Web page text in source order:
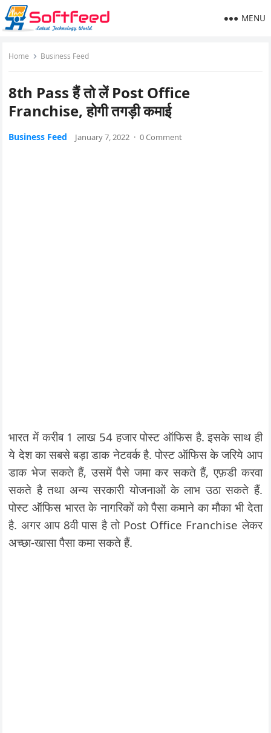
MENU
Home Business Feed
8th Pass हैं तो लें Post Office
Franchise, होगी तगड़ी कमाई
Business Feed January 7, 2022 · 0 Comment
भारत में करीब 1 लाख 54 हजार पोस्ट ऑफिस है. इसके साथ ही
ये देश का सबसे बड़ा डाक नेटवर्क है. पोस्ट ऑफिस के जरिये आप
डाक भेज सकते हैं, उसमें पैसे जमा कर सकते हैं, एफ़डी करवा
सकते है तथा अन्य सरकारी योजनाओं के लाभ उठा सकते हैं.
पोस्ट ऑफिस भारत के नागरिकों को पैसा कमाने का मौका भी देता
है. अगर आप 8वी पास है तो Post Office Franchise लेकर
अच्छा-खासा पैसा कमा सकते हैं.